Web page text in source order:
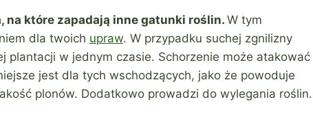
na które zapadają inne gatunki roślin. W tym
dla twoich upraw. W przypadku suchej zgnilizny
plantacji w jednym czasie. Schorzenie może atakować
jest dla tych wschodzących, jako że powoduje
plonów. Dodatkowo prowadzi do wylegania roślin.